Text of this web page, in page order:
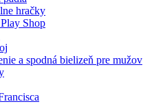
hračky
Shop
a spodná bielizeň pre mužov